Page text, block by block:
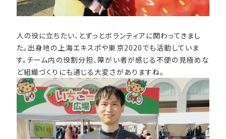
人の役に立ちたい、とずっとボランティアに関わってきまし
た。出身地の上海エキスポや東京2020でも活動していま
す。チーム内の役割分担、障がい者が感じる不便の見極めな
ど組織づくりにも通じる大変さがありますね。